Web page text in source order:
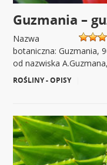
Guzmania –
Nazwa
botaniczna: Guzmania,
od nazwiska
ROŚLINY - OPISY